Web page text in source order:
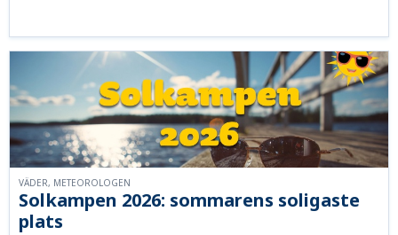
Solkampen 2026: sommarens soligaste
plats
VÄDER, METEOROLOGEN